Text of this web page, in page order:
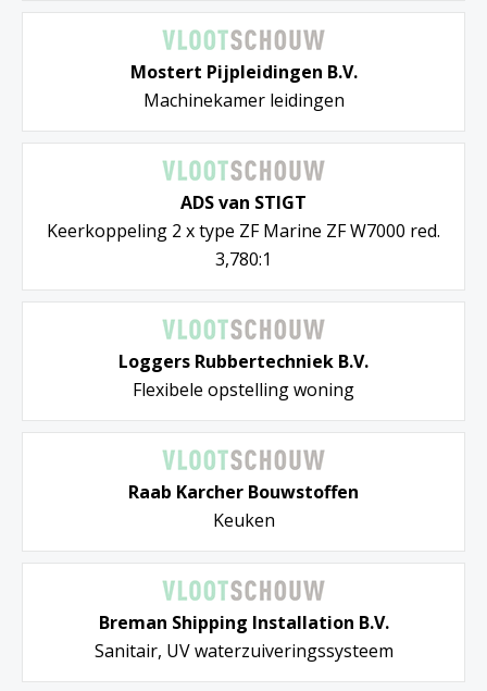
Mostert Pijpleidingen B.V.
Machinekamer leidingen
ADS van STIGT
Keerkoppeling 2 x type ZF Marine ZF W7000 red.
3,780:1
Loggers Rubbertechniek B.V.
Flexibele opstelling woning
Raab Karcher Bouwstoffen
Keuken
Breman Shipping Installation B.V.
Sanitair, UV waterzuiveringssysteem